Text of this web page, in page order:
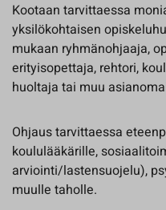
Kootaan tarvittaessa
yksilökohtaisen
mukaan ryhmänohjaaja,
erityisopettaja, rehtori,
huoltaja tai muu
Ohjaus tarvittaessa
koululääkärille,
arviointi/lastensuojelu),
muulle taholle.